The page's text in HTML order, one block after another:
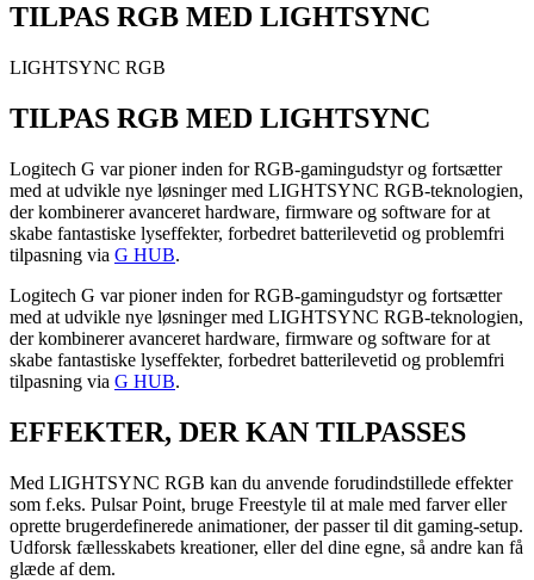
TILPAS RGB MED LIGHTSYNC
LIGHTSYNC RGB
TILPAS RGB MED LIGHTSYNC
Logitech G var pioner inden for RGB-gamingudstyr og fortsætter
med at udvikle nye løsninger med LIGHTSYNC RGB-teknologien,
der kombinerer avanceret hardware, firmware og software for at
skabe fantastiske lyseffekter, forbedret batterilevetid og problemfri
tilpasning via G HUB.
Logitech G var pioner inden for RGB-gamingudstyr og fortsætter
med at udvikle nye løsninger med LIGHTSYNC RGB-teknologien,
der kombinerer avanceret hardware, firmware og software for at
skabe fantastiske lyseffekter, forbedret batterilevetid og problemfri
tilpasning via G HUB.
EFFEKTER, DER KAN TILPASSES
Med LIGHTSYNC RGB kan du anvende forudindstillede effekter
som f.eks. Pulsar Point, bruge Freestyle til at male med farver eller
oprette brugerdefinerede animationer, der passer til dit gaming-setup.
Udforsk fællesskabets kreationer, eller del dine egne, så andre kan få
glæde af dem.